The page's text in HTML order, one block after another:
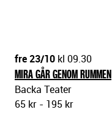
fre 23/10 kl 09.30
MIRA GÅR GENOM RUMMEN
Backa Teater
65 kr - 195 kr